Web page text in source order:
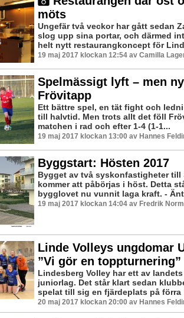
möts
Ungefär två veckor har gått sedan
slog upp sina portar, och därmed
helt nytt restaurangkoncept för
19 maj 2017 klockan 12:54 av Camilla
Spelmässigt lyft – men
Frövitapp
Ett bättre spel, en tät fight och
till halvtid. Men trots allt det föll
matchen i rad och efter 1-4 (1-1...
19 maj 2017 klockan 13:00 av Hannes
Byggstart: Hösten 2017
Bygget av två syskonfastigheter till
kommer att påbörjas i höst. Detta
bygglovet nu vunnit laga kraft. -
19 maj 2017 klockan 14:04 av Fredrik
Linde Volleys ungdomar
”Vi gör en toppturnering”
Lindesberg Volley har ett av
juniorlag. Det står klart sedan
spelat till sig en fjärdeplats på förra
20 maj 2017 klockan 20:00 av Hannes